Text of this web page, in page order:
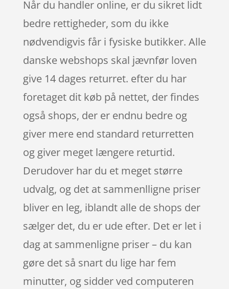
Når du handler online, er du sikret lidt
bedre rettigheder, som du ikke
nødvendigvis får i fysiske butikker. Alle
danske webshops skal jævnfør loven
give 14 dages returret. efter du har
foretaget dit køb på nettet, der findes
også shops, der er endnu bedre og
giver mere end standard returretten
og giver meget længere returtid.
Derudover har du et meget større
udvalg, og det at sammenlligne priser
bliver en leg, iblandt alle de shops der
sælger det, du er ude efter. Det er let i
dag at sammenligne priser – du kan
gøre det så snart du lige har fem
minutter, og sidder ved computeren